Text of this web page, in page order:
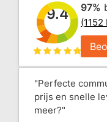
9.4 97%
"Perfecte
prijs en snelle
meer?"